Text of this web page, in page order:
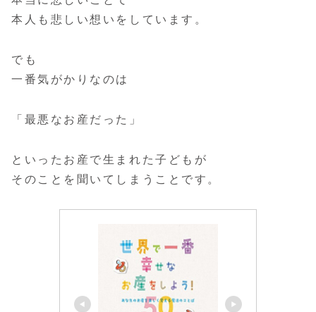
本人も悲しい想いをしています。
でも
一番気がかりなのは
「最悪なお産だった」
といったお産で生まれた子どもが
そのことを聞いてしまうことです。